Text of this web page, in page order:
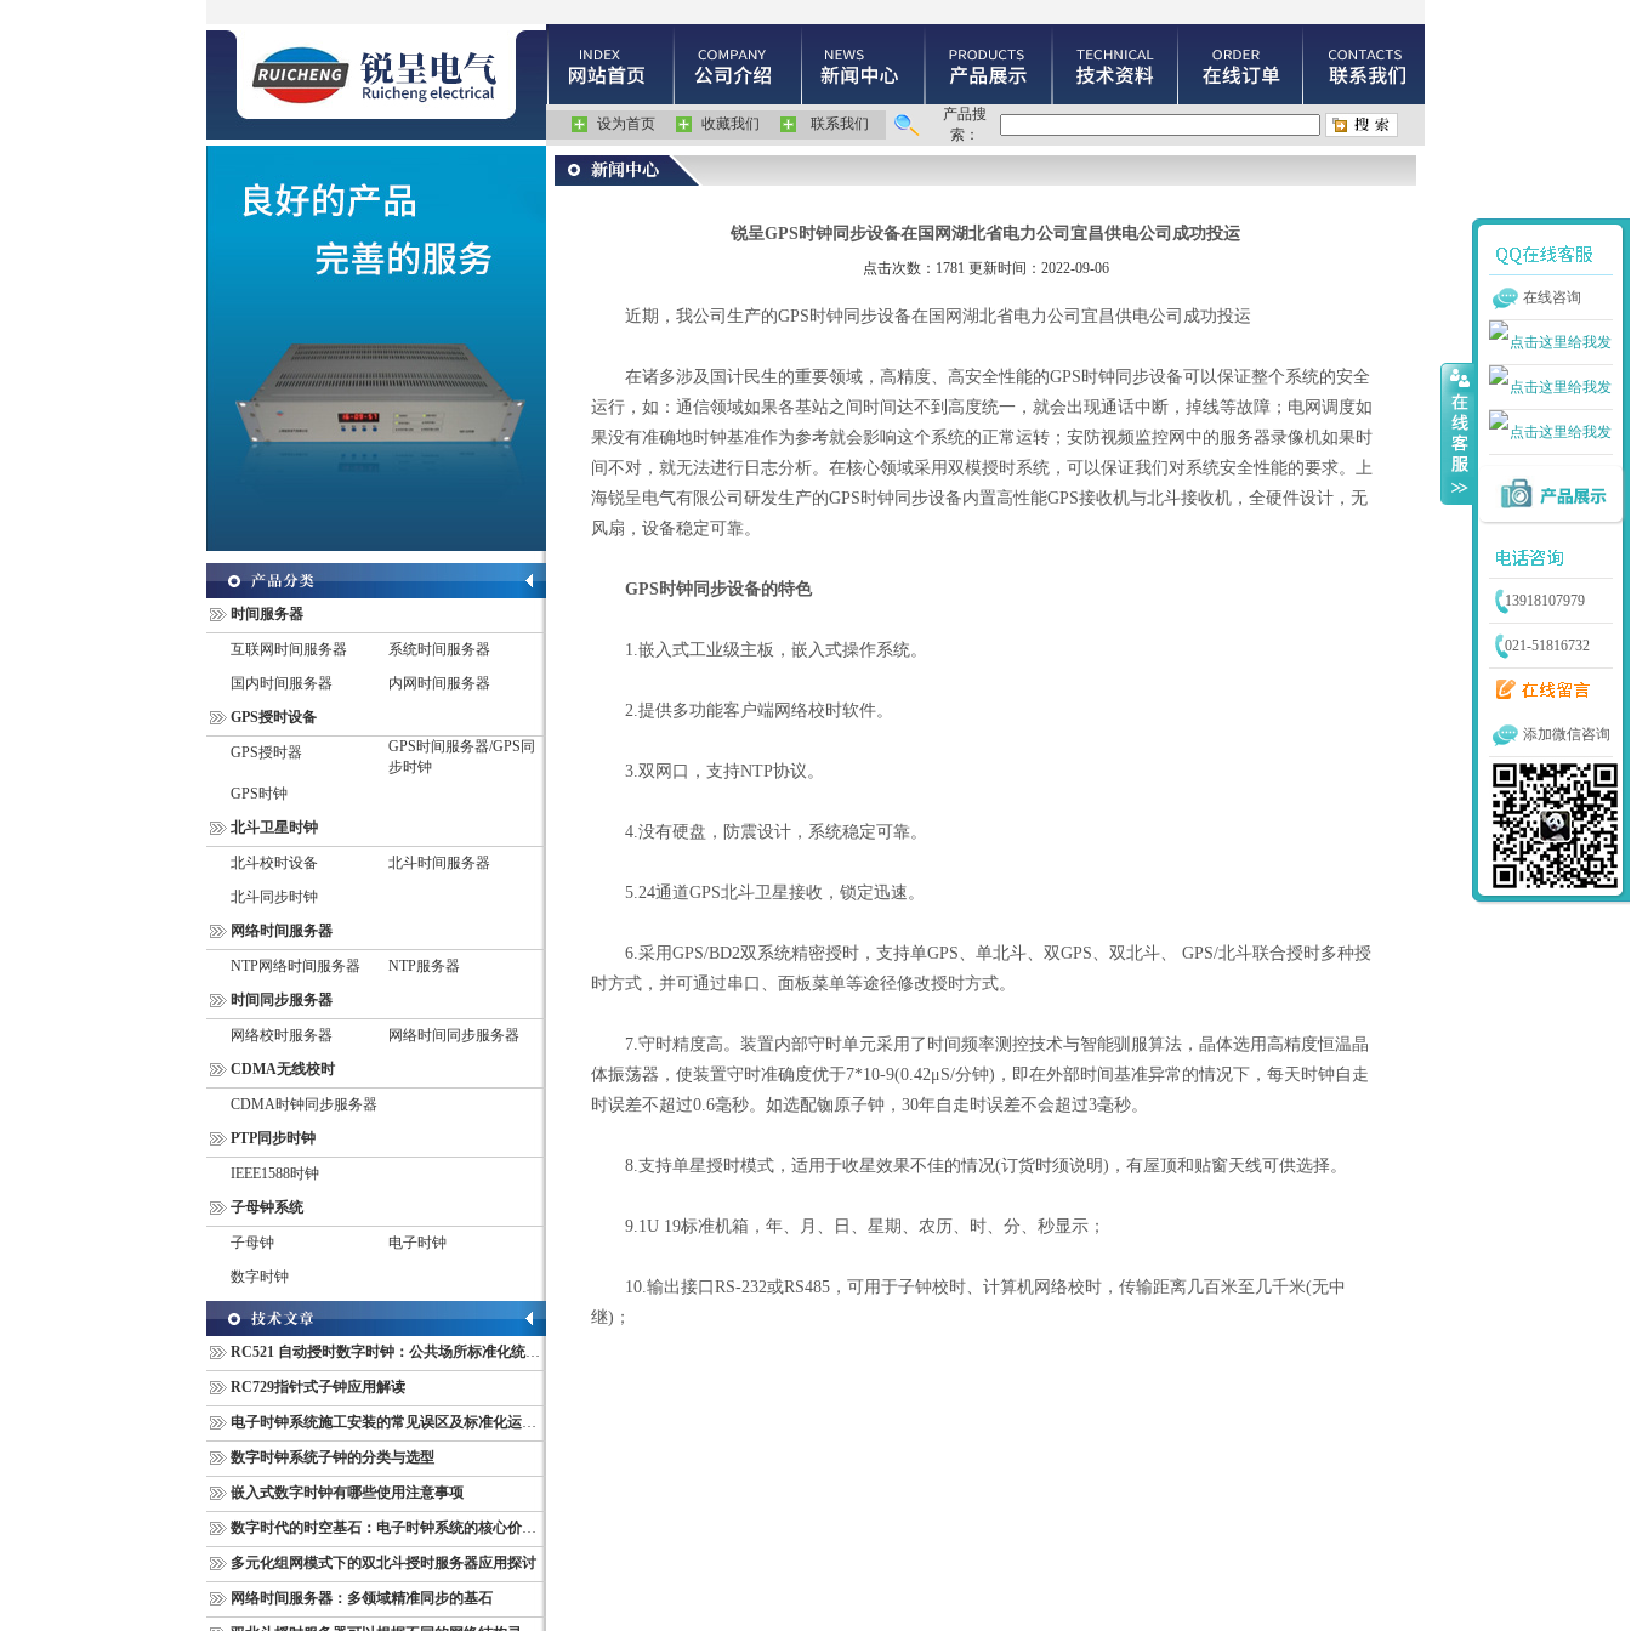
设为首页 收藏我们 联系我们
产品搜
索：
时间服务器
互联网时间服务器
系统时间服务器
国内时间服务器
内网时间服务器
GPS授时设备
GPS授时器
GPS时间服务器/GPS同
步时钟
GPS时钟
北斗卫星时钟
北斗校时设备
北斗时间服务器
北斗同步时钟
网络时间服务器
NTP网络时间服务器
NTP服务器
时间同步服务器
网络校时服务器
网络时间同步服务器
CDMA无线校时
CDMA时钟同步服务器
PTP同步时钟
IEEE1588时钟
子母钟系统
子母钟
电子时钟
数字时钟
RC521 自动授时数字时钟：公共场所标准化统一计时终端
RC729指针式子钟应用解读
电子时钟系统施工安装的常见误区及标准化运维管理规范
数字时钟系统子钟的分类与选型
嵌入式数字时钟有哪些使用注意事项
数字时代的时空基石：电子时钟系统的核心价值与多维意义
多元化组网模式下的双北斗授时服务器应用探讨
网络时间服务器：多领域精准同步的基石
锐呈GPS时钟同步设备在国网湖北省电力公司宜昌供电公司成功投运
点击次数：1781 更新时间：2022-09-06
近期，我公司生产的GPS时钟同步设备在国网湖北省电力公司宜昌供电公司成功投运
在诸多涉及国计民生的重要领域，高精度、高安全性能的GPS时钟同步设备可以保证整个系统的安全
运行，如：通信领域如果各基站之间时间达不到高度统一，就会出现通话中断，掉线等故障；电网调度如
果没有准确地时钟基准作为参考就会影响这个系统的正常运转；安防视频监控网中的服务器录像机如果时
间不对，就无法进行日志分析。在核心领域采用双模授时系统，可以保证我们对系统安全性能的要求。上
海锐呈电气有限公司研发生产的GPS时钟同步设备内置高性能GPS接收机与北斗接收机，全硬件设计，无
风扇，设备稳定可靠。
GPS时钟同步设备的特色
1.嵌入式工业级主板，嵌入式操作系统。
2.提供多功能客户端网络校时软件。
3.双网口，支持NTP协议。
4.没有硬盘，防震设计，系统稳定可靠。
5.24通道GPS北斗卫星接收，锁定迅速。
6.采用GPS/BD2双系统精密授时，支持单GPS、单北斗、双GPS、双北斗、 GPS/北斗联合授时多种授
时方式，并可通过串口、面板菜单等途径修改授时方式。
7.守时精度高。装置内部守时单元采用了时间频率测控技术与智能驯服算法，晶体选用高精度恒温晶
体振荡器，使装置守时准确度优于7*10-9(0.42μS/分钟)，即在外部时间基准异常的情况下，每天时钟自走
时误差不超过0.6毫秒。如选配铷原子钟，30年自走时误差不会超过3毫秒。
8.支持单星授时模式，适用于收星效果不佳的情况(订货时须说明)，有屋顶和贴窗天线可供选择。
9.1U 19标准机箱，年、月、日、星期、农历、时、分、秒显示；
10.输出接口RS-232或RS485，可用于子钟校时、计算机网络校时，传输距离几百米至几千米(无中
继)；
在线咨询
13918107979
021-51816732
添加微信咨询